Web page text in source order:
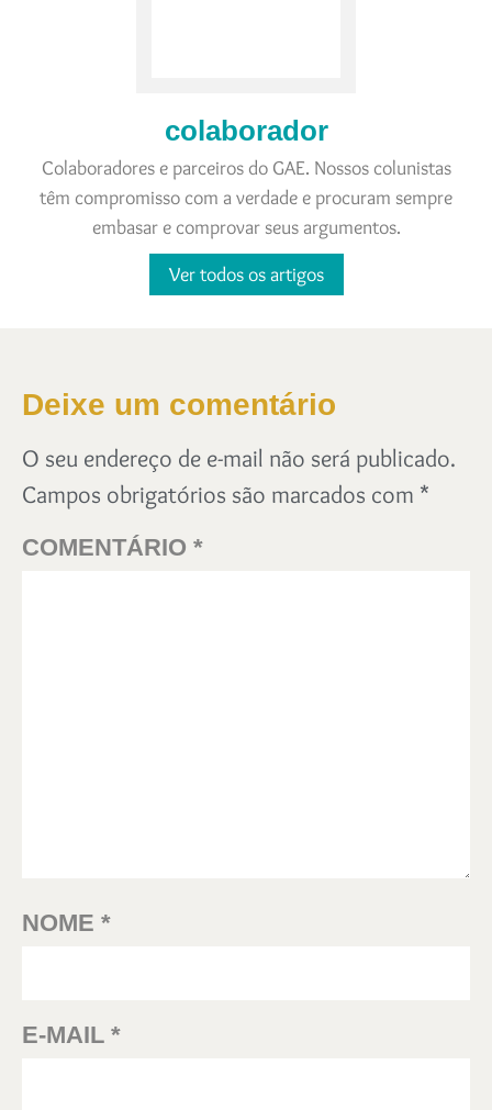
colaborador
Colaboradores e parceiros do GAE. Nossos colunistas
têm compromisso com a verdade e procuram sempre
embasar e comprovar seus argumentos.
Ver todos os artigos
Deixe um comentário
O seu endereço de e-mail não será publicado.
Campos obrigatórios são marcados com *
COMENTÁRIO *
NOME *
E-MAIL *